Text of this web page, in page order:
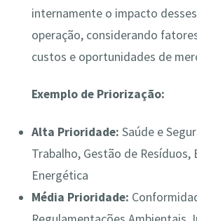
internamente o impacto
operação, considerando
custos e oportunidades de
Exemplo de Priorização:
Alta Prioridade: Saúde e
Trabalho, Gestão de Resíduos,
Energética
Média Prioridade: